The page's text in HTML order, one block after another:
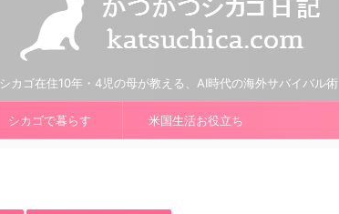
シカゴ在住10年・4児の母が教える、AI時代の海外サバイバル術
シカゴで暮らす 米国生活お役立ち